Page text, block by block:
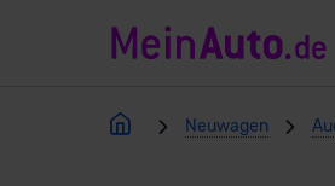
Neuwagen